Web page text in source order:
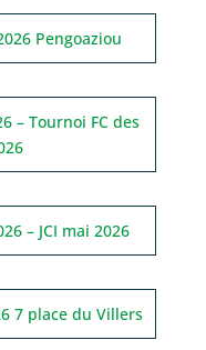
Pengoaziou
– Tournoi FC des
– JCI mai 2026
7 place du Villers